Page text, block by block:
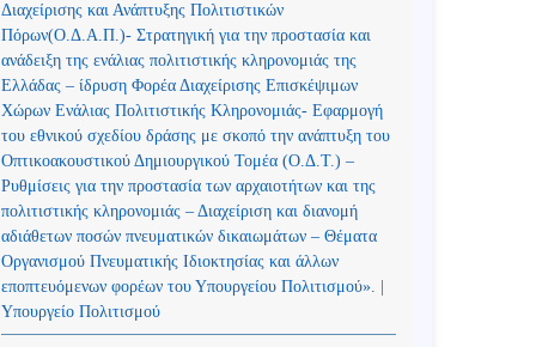
Διαχείρισης και Ανάπτυξης Πολιτιστικών
Πόρων(Ο.Δ.Α.Π.)- Στρατηγική για την προστασία και
ανάδειξη της ενάλιας πολιτιστικής κληρονομιάς της
Ελλάδας – ίδρυση Φορέα Διαχείρισης Επισκέψιμων
Χώρων Ενάλιας Πολιτιστικής Κληρονομιάς- Εφαρμογή
του εθνικού σχεδίου δράσης με σκοπό την ανάπτυξη του
Οπτικοακουστικού Δημιουργικού Τομέα (Ο.Δ.Τ.) –
Ρυθμίσεις για την προστασία των αρχαιοτήτων και της
πολιτιστικής κληρονομιάς – Διαχείριση και διανομή
αδιάθετων ποσών πνευματικών δικαιωμάτων – Θέματα
Οργανισμού Πνευματικής Ιδιοκτησίας και άλλων
εποπτευόμενων φορέων του Υπουργείου Πολιτισμού». |
Υπουργείο Πολιτισμού